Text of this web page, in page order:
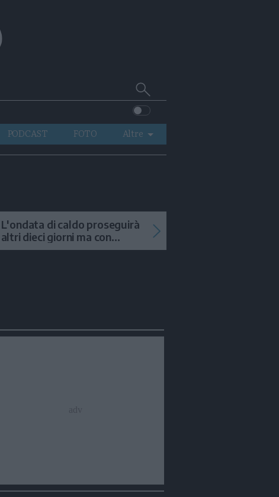
Cerca
su
Trentino
PODCAST FOTO
Altre
VIDEO
L'ondata di caldo proseguirà
altri dieci giorni ma con
temporali